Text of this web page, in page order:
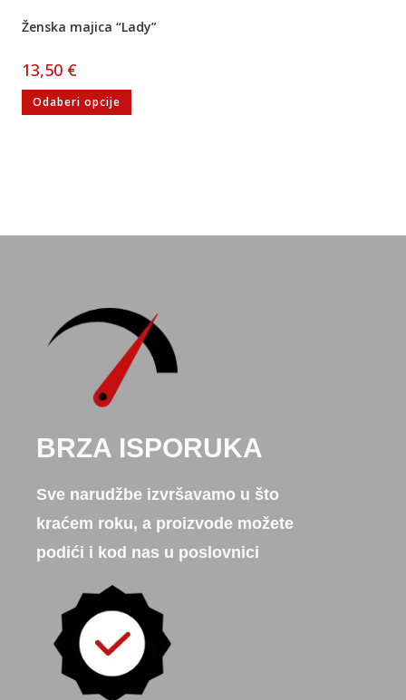
Ženska majica “Lady”
13,50 €
Odaberi opcije
BRZA ISPORUKA
Sve narudžbe izvršavamo u što
kraćem roku, a proizvode možete
podići i kod nas u poslovnici